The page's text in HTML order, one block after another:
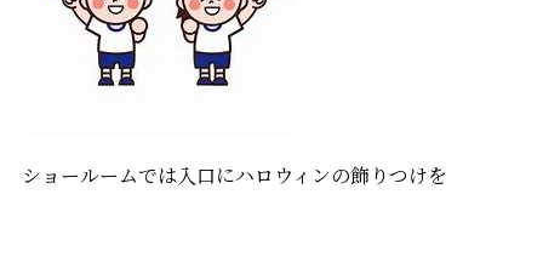
ショールームでは入口にハロウィンの飾りつけを